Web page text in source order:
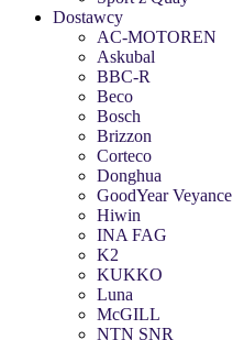
Dostawcy
AC-MOTOREN
Askubal
BBC-R
Beco
Bosch
Brizzon
Corteco
Donghua
GoodYear Veyance
Hiwin
INA FAG
K2
KUKKO
Luna
McGILL
NTN SNR